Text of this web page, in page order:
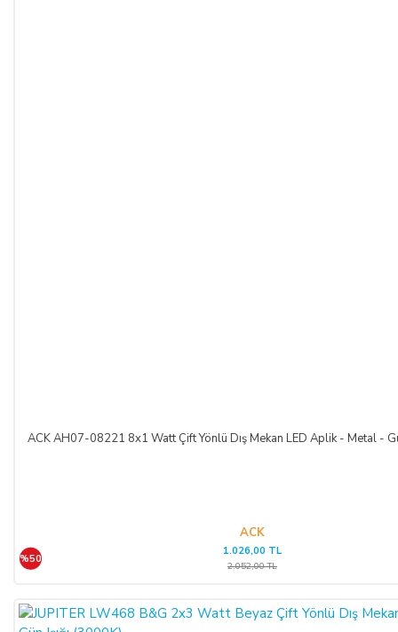
ACK AH07-08221 8x1 Watt Çift Yönlü Dış Mekan LED Aplik - Metal -
ACK
%50
1.026,00 TL
2.052,00 TL